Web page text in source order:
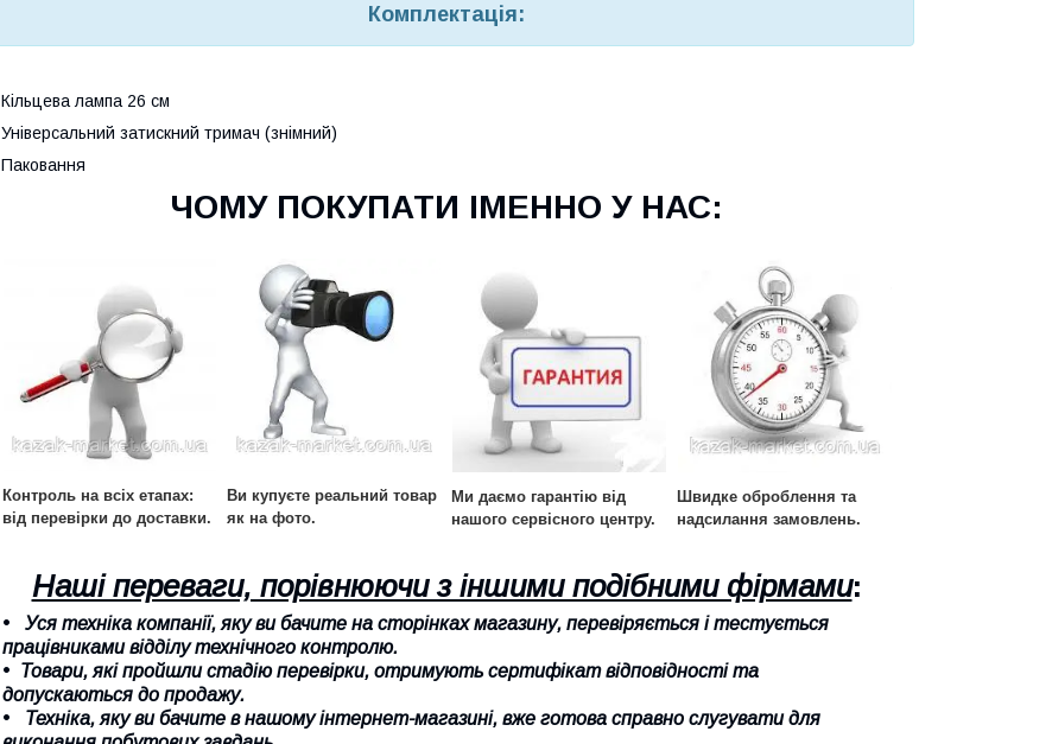
Комплектація:
Кільцева лампа 26 см
Універсальний затискний тримач (знімний)
Паковання
ЧОМУ ПОКУПАТИ ІМЕННО У НАС:
Контроль на всіх етапах:
від перевірки до доставки.
Ви купуєте реальний товар
як на фото.
Ми даємо гарантію від
нашого сервісного центру.
Швидке оброблення та
надсилання замовлень.
Наші переваги, порівнюючи з іншими подібними фірмами:
Уся техніка компанії, яку ви бачите на сторінках магазину, перевіряється і тестується
працівниками відділу технічного контролю.
Товари, які пройшли стадію перевірки, отримують сертифікат відповідності та
допускаються до продажу.
Техніка, яку ви бачите в нашому інтернет-магазині, вже готова справно слугувати для